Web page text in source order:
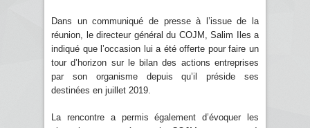
Dans un communiqué de presse à l’issue de la
réunion, le directeur général du COJM, Salim Iles a
indiqué que l’occasion lui a été offerte pour faire un
tour d’horizon sur le bilan des actions entreprises
par son organisme depuis qu’il préside ses
destinées en juillet 2019.
La rencontre a permis également d’évoquer les